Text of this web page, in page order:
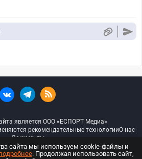
является ООО «ЕСПОРТ Медиа»
рекомендательные технологииО нас
Документы
— Все права защищены
сайта мы используем cookie-файлы и
. Продолжая использовать сайт,